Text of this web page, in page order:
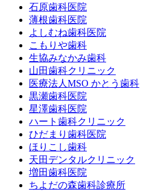
石原歯科医院
薄根歯科医院
よしむね歯科医院
こもりや歯科
生協みなかみ歯科
山田歯科クリニック
医療法人MSO かとう歯科
黒瀬歯科医院
星澤歯科医院
ハート歯科クリニック
ひだまり歯科医院
ほりこし歯科
天田デンタルクリニック
増田歯科医院
ちよだの森歯科診療所